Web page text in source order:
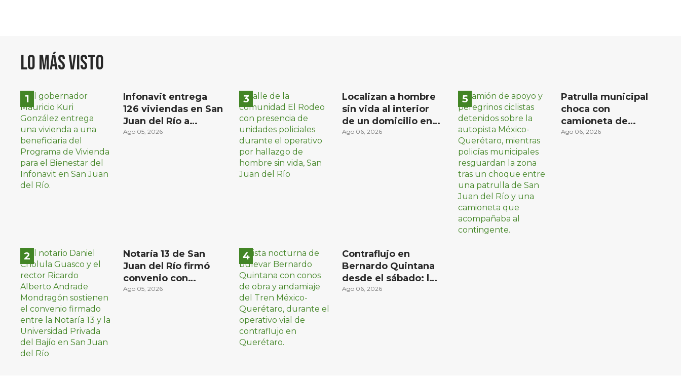
Lo más visto
Infonavit entrega
126 viviendas en San
Juan del Río a
familias de bajos
Ago 05, 2026
Notaría 13 de San
Juan del Río firmó
convenio con
Universidad Privada
Ago 05, 2026
Localizan a hombre
sin vida al interior
de un domicilio en
la comunidad El
Ago 06, 2026
Contraflujo en
Bernardo Quintana
desde el sábado: la
etapa más compleja
Ago 06, 2026
Patrulla municipal
choca con
camioneta de
peregrinos ciclistas
Ago 06, 2026